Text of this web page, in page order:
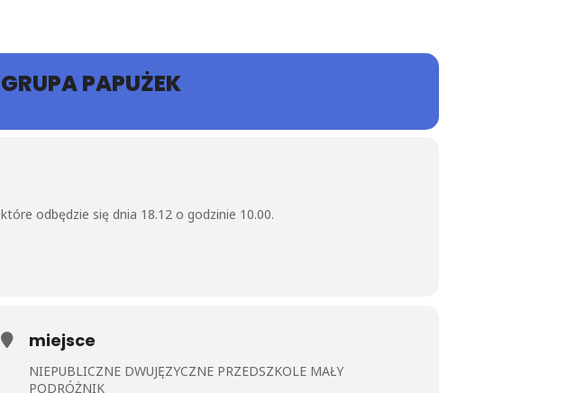
PAPUŻEK
odbędzie się dnia 18.12 o godzinie 10.00.
miejsce
NIEPUBLICZNE DWUJĘZYCZNE PRZEDSZKOLE MAŁY
PODRÓŻNIK